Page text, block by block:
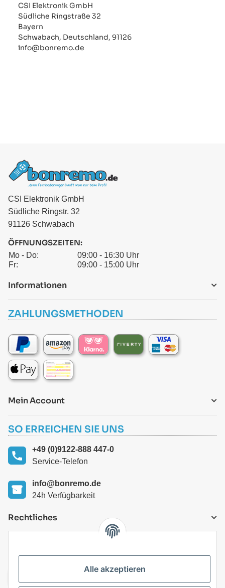
CSI Elektronik GmbH
Südliche Ringstraße 32
Bayern
Schwabach, Deutschland, 91126
info@bonremo.de
CSI Elektronik GmbH
Südliche Ringstr. 32
91126 Schwabach
ÖFFNUNGSZEITEN:
Mo - Do:
09:00 - 16:30 Uhr
Fr:
09:00 - 15:00 Uhr
Informationen
ZAHLUNGSMETHODEN
Mein Account
SO ERREICHEN SIE UNS
+49 (0)9122-888 447-0
Service-Telefon
info@bonremo.de
24h Verfügbarkeit
Rechtliches
Alle akzeptieren